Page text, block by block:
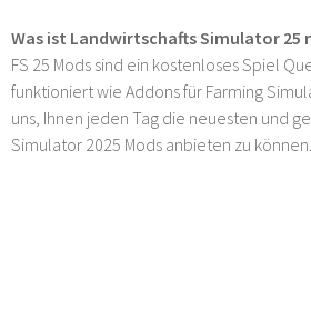
Was ist Landwirtschafts Simulator 25
FS 25 Mods sind ein kostenloses Spiel
funktioniert wie Addons für Farming
uns, Ihnen jeden Tag die neuesten und
Simulator 2025 Mods anbieten zu können.